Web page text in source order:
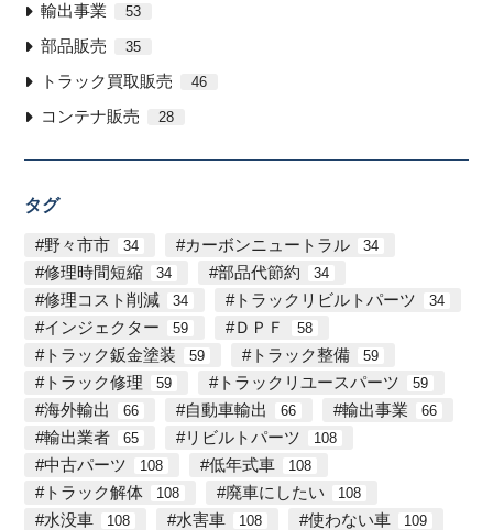
輸出事業 53
部品販売 35
トラック買取販売 46
コンテナ販売 28
タグ
野々市市 34 カーボンニュートラル 34
修理時間短縮 34 部品代節約 34
修理コスト削減 34 トラックリビルトパーツ 34
インジェクター 59 ＤＰＦ 58
トラック鈑金塗装 59 トラック整備 59
トラック修理 59 トラックリユースパーツ 59
海外輸出 66 自動車輸出 66 輸出事業 66
輸出業者 65 リビルトパーツ 108
中古パーツ 108 低年式車 108
トラック解体 108 廃車にしたい 108
水没車 108 水害車 108 使わない車 109